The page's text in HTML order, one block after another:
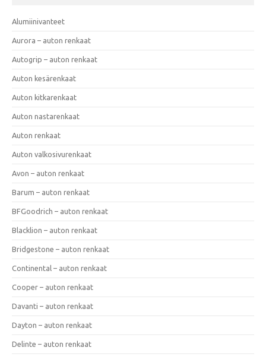
Alumiinivanteet
Aurora – auton renkaat
Autogrip – auton renkaat
Auton kesärenkaat
Auton kitkarenkaat
Auton nastarenkaat
Auton renkaat
Auton valkosivurenkaat
Avon – auton renkaat
Barum – auton renkaat
BFGoodrich – auton renkaat
Blacklion – auton renkaat
Bridgestone – auton renkaat
Continental – auton renkaat
Cooper – auton renkaat
Davanti – auton renkaat
Dayton – auton renkaat
Delinte – auton renkaat